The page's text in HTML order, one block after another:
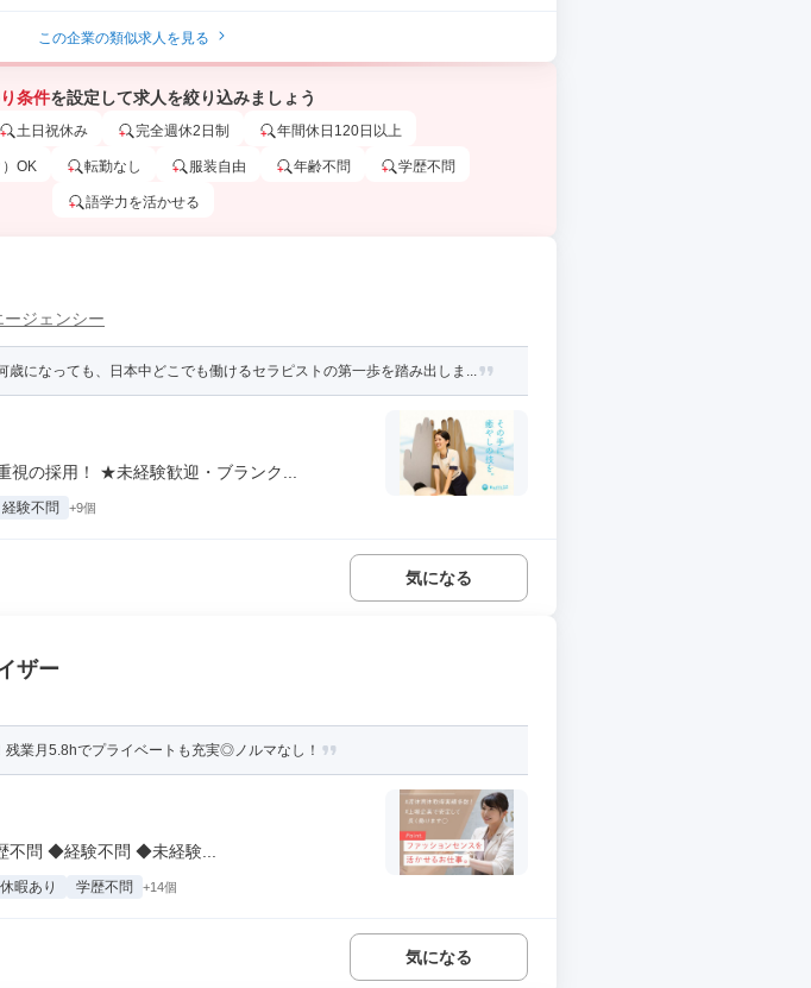
この企業の類似求人を見る
条件を設定して求人を絞り込みましょう
土日祝休み 完全週休2日制 年間休日120日以上
OK 転勤なし 服装自由 年齢不問 学歴不問
語学力を活かせる
ジェンシー
歳になっても、日本中どこでも働けるセラピストの第一歩を踏み出しま...
視の採用！ ★未経験歓迎・ブランク...
経験不問 +9個
気になる
ザー
業月5.8hでプライベートも充実◎ノルマなし！
問 ◆経験不問 ◆未経験...
暇あり 学歴不問 +14個
気になる